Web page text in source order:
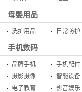
母婴用品
洗护用品 日常防护
手机数码
品牌手机
手机配件
摄影摄像
智能设备
电子教育
影音娱乐